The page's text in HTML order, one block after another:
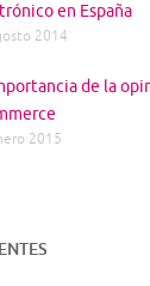
en España
2014
de la
2015